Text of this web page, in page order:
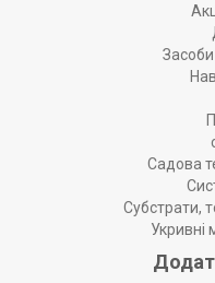
Садова
Субстрати,
Укривні